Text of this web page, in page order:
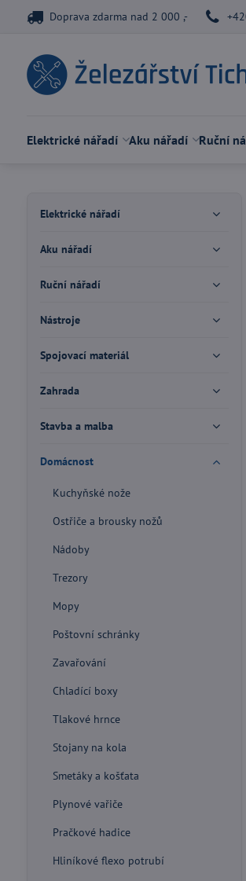
Doprava zdarma nad 2 000 ,-
Elektrické nářadí Aku nářadí Ruční
Elektrické nářadí
Aku nářadí
Ruční nářadí
Nástroje
Spojovací materiál
Zahrada
Stavba a malba
Domácnost
Kuchyňské nože
Ostřiče a brousky nožů
Nádoby
Trezory
Mopy
Poštovní schránky
Zavařování
Chladící boxy
Tlakové hrnce
Stojany na kola
Smetáky a košťata
Plynové vařiče
Pračkové hadice
Hliníkové flexo potrubí